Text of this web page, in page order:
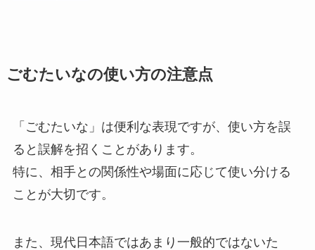
ごむたいなの使い方の注意点
「ごむたいな」は便利な表現ですが、使い方を誤
ると誤解を招くことがあります。
特に、相手との関係性や場面に応じて使い分ける
ことが大切です。
また、現代日本語ではあまり一般的ではないた